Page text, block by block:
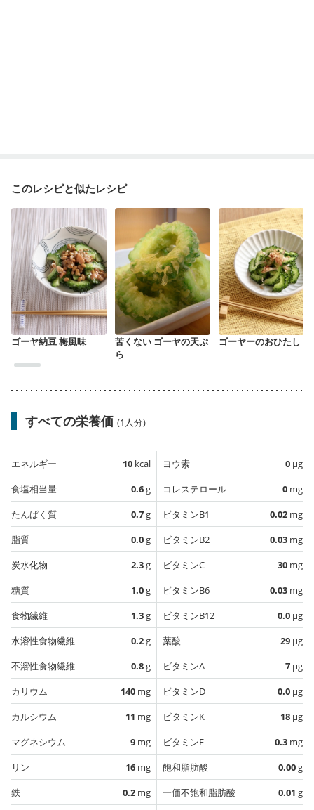
このレシピと似たレシピ
ゴーヤ納豆 梅風味
苦くない ゴーヤの天ぷ
ら
ゴーヤーのおひたし
すべての栄養価 (1人分)
エネルギー 10 kcal
食塩相当量
0.6g
たんぱく質
0.7g
脂質
0.0g
炭水化物
2.3g
糖質
1.0g
食物繊維
1.3g
水溶性食物繊維
0.2g
不溶性食物繊維
0.8g
カリウム
140 mg
カルシウム
11 mg
マグネシウム
9 mg
リン
16 mg
鉄
0.2 mg
ヨウ素 0 µg
コレステロール
0 mg
ビタミンB1
0.02 mg
ビタミンB2
0.03 mg
ビタミンC
30 mg
ビタミンB6
0.03 mg
ビタミンB12
0.0 µg
葉酸
29 µg
ビタミンA
7 µg
ビタミンD
0.0 µg
ビタミンK
18 µg
ビタミンE
0.3 mg
飽和脂肪酸
0.00g
一価不飽和脂肪酸
0.01 g